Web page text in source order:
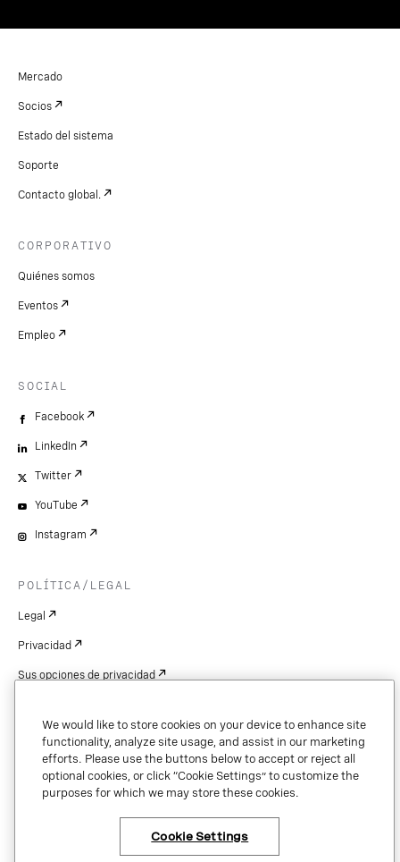
Mercado
Socios
Estado del sistema
Soporte
Contacto global.
CORPORATIVO
Quiénes somos
Eventos
Empleo
SOCIAL
Facebook
LinkedIn
Twitter
YouTube
Instagram
POLÍTICA/LEGAL
Legal
Privacidad
Sus opciones de privacidad
Patentes
Derechos de autor
Seguridad y confianza
We would like to store cookies on your device to enhance site
functionality, analyze site usage, and assist in our marketing
efforts. Please use the buttons below to accept or reject all
optional cookies, or click “Cookie Settings” to customize the
purposes for which we may store these cookies.
Cookie Settings